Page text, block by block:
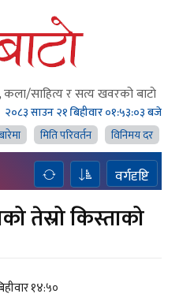
साहित्य र सत्य खवरको बाटाे
२०८३ साउन २१ बिहीवार०१:५३:०४ बजे
मिति परिवर्तन विनिमय दर
वर्गदृष्टि
तेस्रो किस्ताको
१४:५०